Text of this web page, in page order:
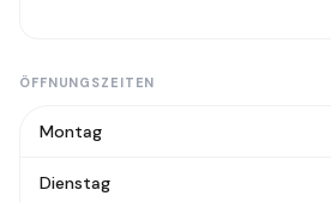
ÖFFNUNGSZEITEN
Montag
Dienstag